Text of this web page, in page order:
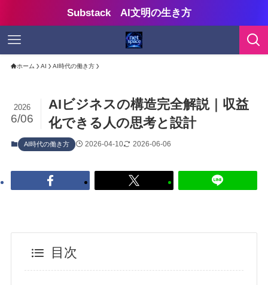
Substack AI文明の生き方
ホーム AI AI時代の働き方
AIビジネスの構造完全解説｜収益
化できる人の思考と設計
2026
6/06
AI時代の働き方 2026-04-10 2026-06-06
目次